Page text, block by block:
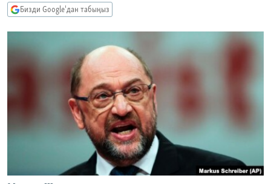
ЭЖЕ-СИҢДИЛЕР
ЫҢГАЙСЫЗ СУРООЛОР
Русский
ОНЛАЙН ШЕРИНЕ
ЭЕ/АРнун бардык сайттары
Бизди Google'дан табыңыз